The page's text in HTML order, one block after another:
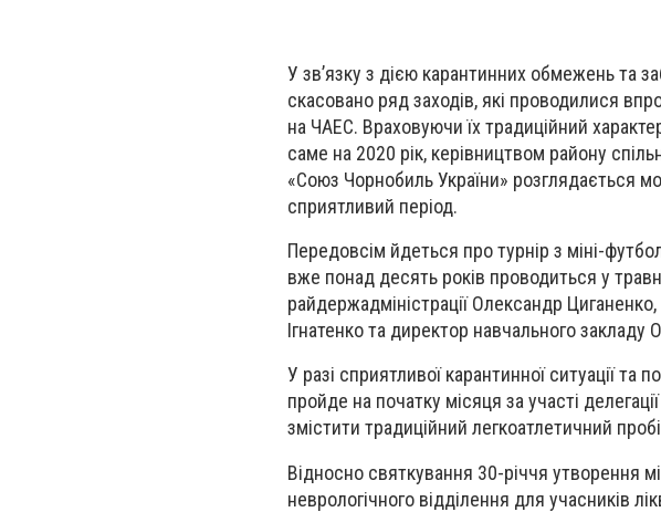
У зв’язку з дією карантинних обмежень та
скасовано ряд заходів, які проводилися
на ЧАЕС. Враховуючи їх традиційний
саме на 2020 рік, керівництвом району
«Союз Чорнобиль України» розглядається
сприятливий період.
Передовсім йдеться про турнір з міні-
вже понад десять років проводиться у
райдержадміністрації Олександр
Ігнатенко та директор навчального
У разі сприятливої карантинної ситуації та
пройде на початку місяця за участі
змістити традиційний легкоатлетичний
Відносно святкування 30-річчя утворення
неврологічного відділення для учасників